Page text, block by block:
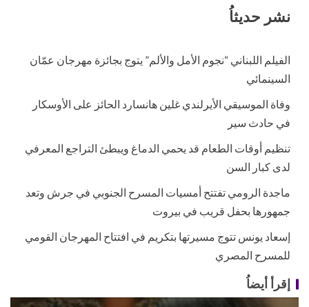
نشر حديثاُ
الفيلم اللبناني “نجوم الأمل والألم” يتوج بجائزة مهرجان عمّان
السينمائي
وفاة الموسيقي الأيرلندي غلين هانسارد الحائز على الأوسكار
في حادث سير
تنظيم أوقات الطعام قد يحمي الدماغ ويبطئ التراجع المعرفي
لدى كبار السن
ماجدة الرومي تفتتح أمسيات المسرح الجنوبي في جرش وتعد
جمهورها بحفل قريب في بيروت
إسعاد يونس تتوج مسيرتها بتكريم في افتتاح المهرجان القومي
للمسرح المصري
إقرأ أيضاُ